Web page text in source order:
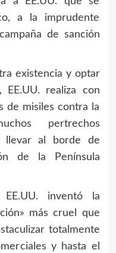
a la imprudente
de sanción
existencia y optar
realiza con
de misiles contra la
pertrechos
llevar al borde de
de la Península
EE.UU. inventó la
más cruel que
totalmente
y hasta el